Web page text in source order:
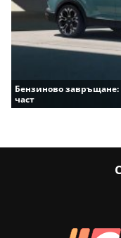
Бензиново
част